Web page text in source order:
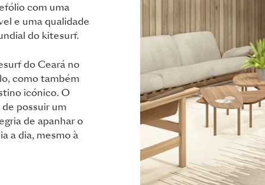
com uma
e uma qualidade
do kitesurf.
do Ceará no
como também
icónico. O
possuir um
de apanhar o
a dia, mesmo à